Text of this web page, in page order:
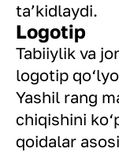
ta’kidlaydi.
Logotip
Tabiiylik va
logotip
Yashil rang
chiqishini
qoidalar